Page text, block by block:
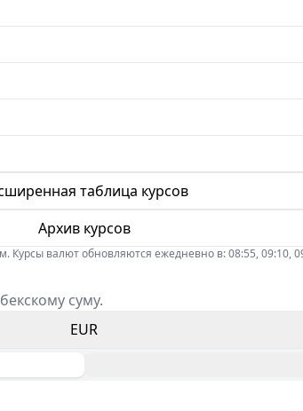
таблица курсов
Архив курсов
Курсы валют обновляются ежедневно в: 08:55, 09:10,
суму.
EUR